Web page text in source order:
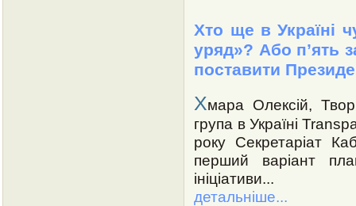
Хто ще в Україні
уряд»? Або п’ять
поставити
Хмара Олексій,
група в Україні
року Секретаріат
перший варіант
ініціативи...
детальніше...